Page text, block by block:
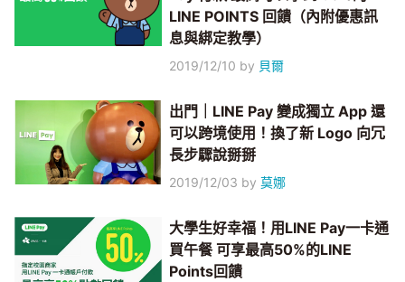
LINE POINTS 回饋（內附優惠訊
息與綁定教學）
2019/12/10 by 貝爾
出門｜LINE Pay 變成獨立 App 還
可以跨境使用！換了新 Logo 向冗
長步驟說掰掰
2019/12/03 by莫娜
大學生好幸福！用LINE Pay一卡通
買午餐 可享最高50%的LINE
Points回饋